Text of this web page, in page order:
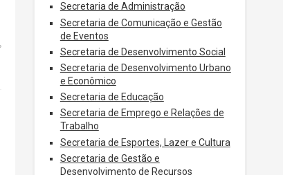
Secretaria de Administração
Secretaria de Comunicação e Gestão
de Eventos
Secretaria de Desenvolvimento Social
Secretaria de Desenvolvimento Urbano
e Econômico
Secretaria de Educação
Secretaria de Emprego e Relações de
Trabalho
Secretaria de Esportes, Lazer e Cultura
Secretaria de Gestão e
Desenvolvimento de Recursos